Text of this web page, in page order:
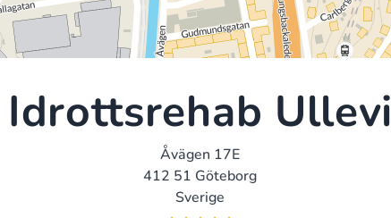
Idrottsrehab Ullevi
Åvägen 17E
412 51 Göteborg
Sverige